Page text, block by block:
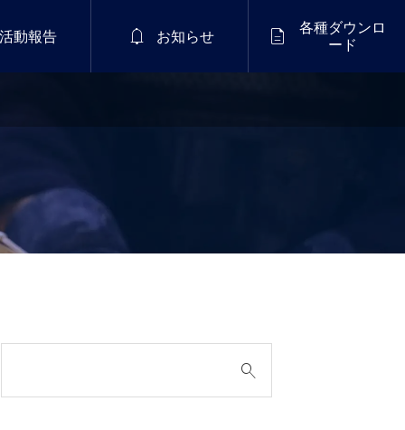
活動報告  お知らせ 
各種ダウンロ
ード